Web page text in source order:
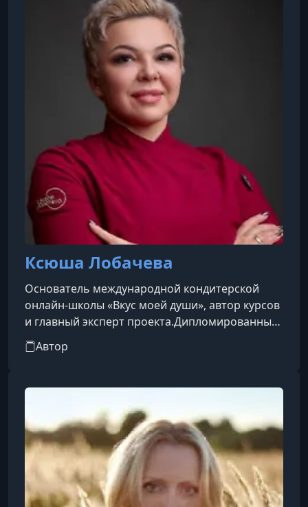
25 000 ученикам улучшить своё самочувствие,
фигуру и отношение к едеБолее 5000
выпускников запустили собственные проекты
Ксюша Лобачева
Основатель международной кондитерской
онлайн-школы «Вкус моей души», автор курсов
и главный эксперт проекта.Дипломированный
кондитер-технолог 6-го разряда с 22-летним
опытом. Имеет государственные дипломы по
кондитерских и макаронных изделий» и
«Инженер общественного
питания».Финалистка четвертого сезона шоу
«Кондитер» с Ренатом Агзамовым (эфир от 18
июня 2020 года). Лауреат премии «Лидеры
онлайн-образования» Get
Автор